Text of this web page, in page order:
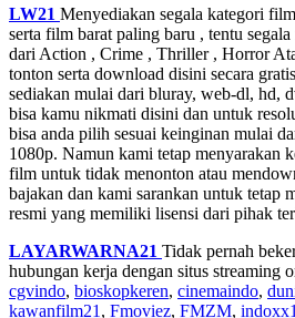
LW21 Menyediakan segala kategori
serta film barat paling baru , tentu
dari Action , Crime , Thriller , Horror
tonton serta download disini secara
sediakan mulai dari bluray, web-dl, hd,
bisa kamu nikmati disini dan untuk
bisa anda pilih sesuai keinginan mulai
1080p. Namun kami tetap menyarakan
film untuk tidak menonton atau
bajakan dan kami sarankan untuk tetap
resmi yang memiliki lisensi dari pihak
LAYARWARNA21 Tidak pernah
hubungan kerja dengan situs streaming
cgvindo, bioskopkeren, cinemaindo,
kawanfilm21 , Fmoviez, FMZM, indoxx1